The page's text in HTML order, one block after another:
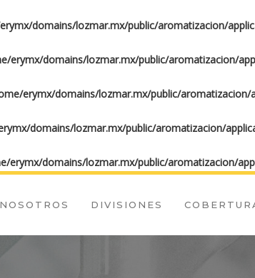
domains/lozmar.mx/public/aromatizacion/
erymx/domains/lozmar.mx/public/aromatizacion/
erymx/domains/lozmar.mx/public/aromatizacion/
domains/lozmar.mx/public/aromatizacion/
erymx/domains/lozmar.mx/public/aromatizacion/
NOSOTROS DIVISIONES